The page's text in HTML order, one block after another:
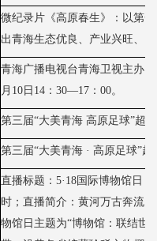
微纪录片《高原春生》：以第
出青海生态优良、产业兴旺、
青海广播电视台青海卫视主办
月10日14：30—17：00。
第三届“大美青海 高原足球”超
第三届“大美青海 · 高原足球”
直播标题： 5·18国际博物馆日
时；直播简介：黄河万古奔流
物馆日主题为“博物馆：联结世